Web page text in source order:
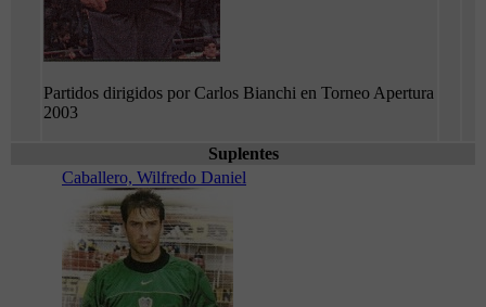
Partidos dirigidos por Carlos Bianchi en Torneo Apertura
2003
Suplentes
Caballero, Wilfredo Daniel